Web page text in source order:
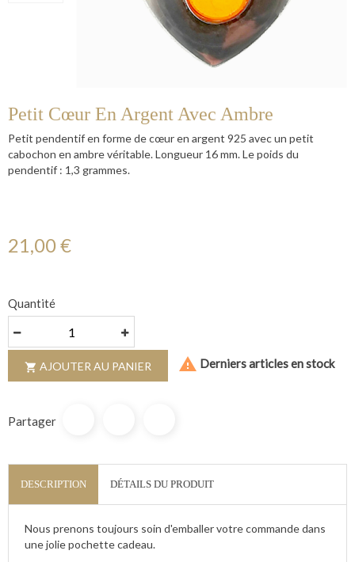
Petit Cœur En Argent Avec Ambre
Petit pendentif en forme de cœur en argent 925 avec un petit
cabochon en ambre véritable. Longueur 16 mm. Le poids du
pendentif : 1,3 grammes.
21,00 €
Quantité
 AJOUTER AU PANIER  Derniers articles en stock
Partager
DESCRIPTION DÉTAILS DU PRODUIT
Nous prenons toujours soin d'emballer votre commande dans
une jolie pochette cadeau.